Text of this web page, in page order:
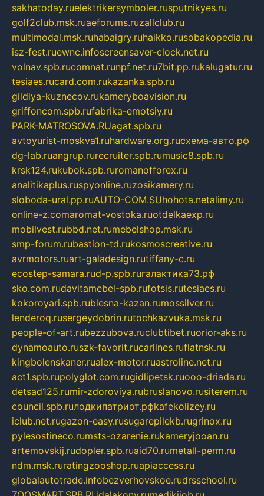
sakhatoday.ruelektrikersymboler.rusputnikyes.ru
golf2club.msk.ruaeforums.ruzallclub.ru
multimodal.msk.ruhabaigry.ruhaikko.rusobakopedia.ru
isz-fest.ruewnc.infoscreensaver-clock.net.ru
volnav.spb.rucomnat.runpf.net.ru7bit.pp.rukalugatur.ru
tesiaes.rucard.com.rukazanka.spb.ru
gildiya-kuznecov.rukameryboavision.ru
griffoncom.spb.rufabrika-emotsiy.ru
PARK-MATROSOVA.RUagat.spb.ru
avtoyurist-moskva1.ruhardware.org.ruсхема-авто.рф
dg-lab.ruangrup.rurecruiter.spb.rumusic8.spb.ru
krsk124.rukubok.spb.ruromanofforex.ru
analitikaplus.ruspyonline.ruzosikamery.ru
sloboda-ural.pp.ruAUTO-COM.SUhohota.netalimy.ru
online-z.comaromat-vostoka.ruotdelkaexp.ru
mobilvest.rubbd.net.rumebelshop.msk.ru
smp-forum.rubastion-td.rukosmoscreative.ru
avrmotors.ruart-galadesign.rutiffany-c.ru
ecostep-samara.rud-p.spb.ruгалактика73.рф
sko.com.rudavitamebel-spb.rufotsis.rutesiaes.ru
kokoroyari.spb.rublesna-kazan.rumossilver.ru
lenderoq.rusergeydobrin.rutochkazvuka.msk.ru
people-of-art.rubezzubova.ruclubtibet.ruorior-aks.ru
dynamoauto.ruszk-favorit.rucarlines.ruflatnsk.ru
kingbolenskaner.rualex-motor.ruastroline.net.ru
act1.spb.rupolyglot.com.rugidlipetsk.ruooo-driada.ru
detsad125.rumir-zdoroviya.rubruslanovo.rusiterem.ru
council.spb.ruлодкипатриот.рфkafekolizey.ru
iclub.net.rugazon-easy.rusugarepilekb.rugrinox.ru
pylesostineco.rumsts-ozarenie.rukameryjooan.ru
artemovskij.rudopler.spb.ruaid70.rumetall-perm.ru
ndm.msk.ruratingzooshop.ruapiaccess.ru
globalautotrade.infobezverhovskoe.rudrsschool.ru